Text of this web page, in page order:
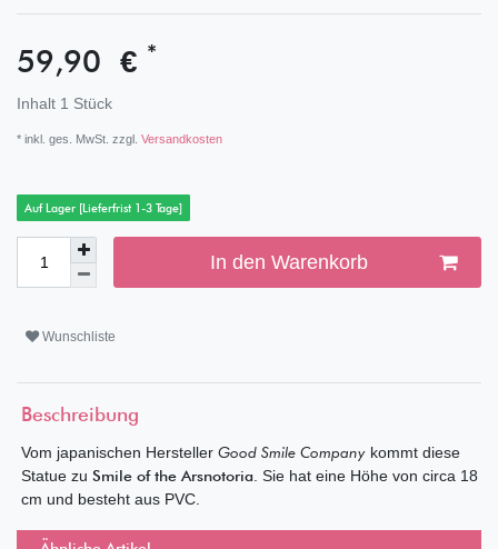
59,90 € *
Inhalt 1 Stück
* inkl. ges. MwSt. zzgl. Versandkosten
Auf Lager [Lieferfrist 1-3 Tage]
In den Warenkorb
Wunschliste
Beschreibung
Vom japanischen Hersteller Good Smile Companykommt diese
Statue zu Smile of the Arsnotoria. Sie hat eine Höhe von circa 18
cm und besteht aus PVC.